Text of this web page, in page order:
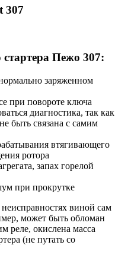
307
Пежо 307:
заряженном
при повороте ключа
диагностика, так как
быть связана с самим
втягивающего
ротора
запах горелой
при прокрутке
виной сам
может быть обломан
реле, окислена масса
(не путать со